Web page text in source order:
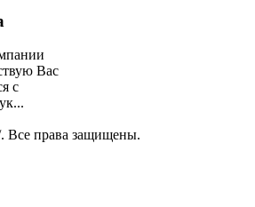
Вас
с
Все права защищены.